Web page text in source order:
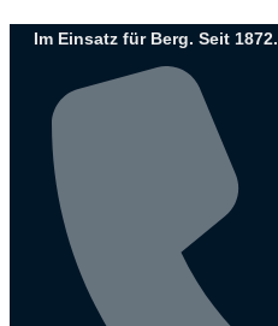
InhaltIm Einsatz für Berg. Seit 1872.